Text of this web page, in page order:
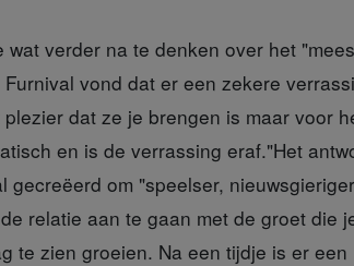
verder na te denken over het
vond dat er een zekere
dat ze je brengen is maar voor
en is de verrassing eraf."Het
gecreëerd om "speelser,
relatie aan te gaan met de groet die
te zien groeien. Na een tijdje is er